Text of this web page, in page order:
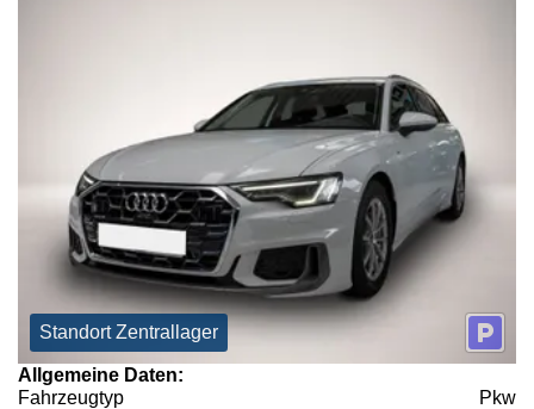
Standort Zentrallager
Allgemeine Daten:
Fahrzeugtyp
Pkw